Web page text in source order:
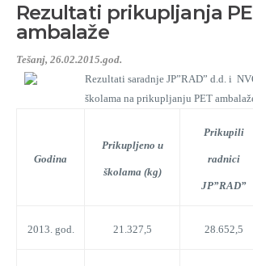
Rezultati prikupljanja
ambalaže
Tešanj, 26.02.2015.god.
Rezultati saradnje JP”RAD” d.d. i
školama na prikupljanju PET
Godina
Prikupljeno u
školama (kg)
Prikupili
radnici
JP”RAD”
2013. god. 21.327,5 28.652,5